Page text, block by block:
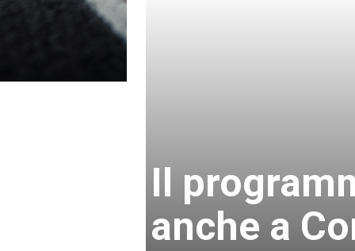
Il
anche a